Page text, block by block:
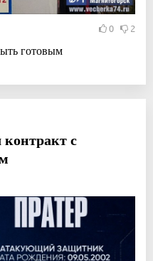
0 2
готовым
с